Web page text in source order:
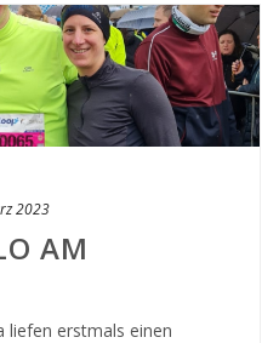
2023
AM
liefen erstmals einen